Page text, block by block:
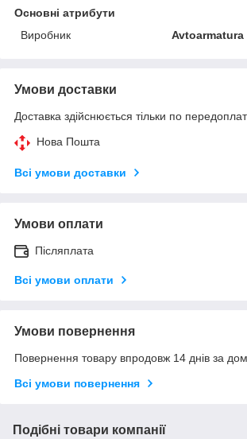
Основні атрибути
Виробник
Avtoarmatura
Умови доставки
Доставка здійснюється тільки по
Нова Пошта
Всі умови доставки
Умови оплати
Післяплата
Всі умови оплати
Умови повернення
Повернення товару впродовж 14 днів за
Всі умови повернення
Подібні товари компанії